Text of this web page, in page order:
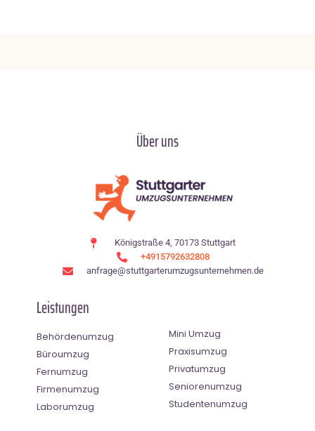
Über uns
Königstraße 4, 70173 Stuttgart
+4915792632808
anfrage@stuttgarterumzugsunternehmen.de
Leistungen
Behördenumzug
Büroumzug
Fernumzug
Firmenumzug
Laborumzug
Mini Umzug
Praxisumzug
Privatumzug
Seniorenumzug
Studentenumzug